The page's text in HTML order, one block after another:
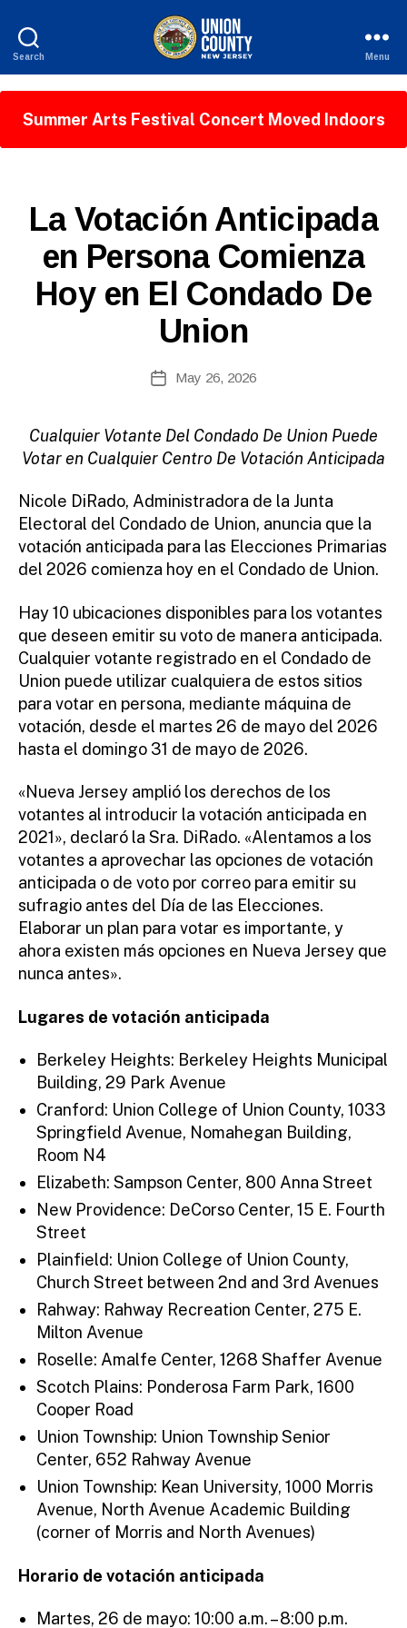
Search
of
New
Jersey
Menu
Summer Arts Festival Concert Moved Indoors
Categories
La Votación Anticipada
en Persona Comienza
Hoy en El Condado De
Union
author
B
y
c
o
ri
e
tt
PostMay 26, 2026
Cualquier Votante Del Condado De Union Puede
Votar en Cualquier Centro De Votación Anticipada
Nicole DiRado, Administradora de la Junta
Electoral del Condado de Union, anuncia que la
votación anticipada para las Elecciones Primarias
del 2026 comienza hoy en el Condado de Union.
Hay 10 ubicaciones disponibles para los votantes
que deseen emitir su voto de manera anticipada.
Cualquier votante registrado en el Condado de
Union puede utilizar cualquiera de estos sitios
para votar en persona, mediante máquina de
votación, desde el martes 26 de mayo del 2026
hasta el domingo 31 de mayo de 2026.
«Nueva Jersey amplió los derechos de los
votantes al introducir la votación anticipada en
2021», declaró la Sra. DiRado. «Alentamos a los
votantes a aprovechar las opciones de votación
anticipada o de voto por correo para emitir su
sufragio antes del Día de las Elecciones.
Elaborar un plan para votar es importante, y
ahora existen más opciones en Nueva Jersey que
nunca antes».
Lugares de votación anticipada
Berkeley Heights: Berkeley Heights Municipal
Building, 29 Park Avenue
Cranford: Union College of Union County, 1033
Springfield Avenue, Nomahegan Building,
Room N4
Elizabeth: Sampson Center, 800 Anna Street
New Providence: DeCorso Center, 15 E. Fourth
Street
Plainfield: Union College of Union County,
Church Street between 2nd and 3rd Avenues
Rahway: Rahway Recreation Center, 275 E.
Milton Avenue
Roselle: Amalfe Center, 1268 Shaffer Avenue
Scotch Plains: Ponderosa Farm Park, 1600
Cooper Road
Union Township: Union Township Senior
Center, 652 Rahway Avenue
Union Township: Kean University, 1000 Morris
Avenue, North Avenue Academic Building
(corner of Morris and North Avenues)
Horario de votación anticipada
Martes, 26 de mayo: 10:00 a.m. – 8:00 p.m.